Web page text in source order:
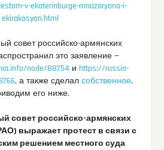
v-ekaterinburge-mnazaryana-i-
ekirakosyan.html
совет российско-армянских
это заявление —
node/88754 и https://russia-
, а также сделал собственное.
его ниже.
совет российско-армянских
выражает протест в связи с
решением местного суда